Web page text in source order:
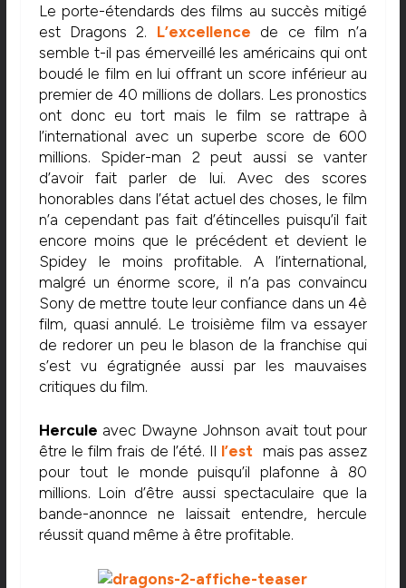
Le porte-étendards des films au succès mitigé
est Dragons 2. L’excellence de ce film n’a
semble t-il pas émerveillé les américains qui ont
boudé le film en lui offrant un score inférieur au
premier de 40 millions de dollars. Les pronostics
ont donc eu tort mais le film se rattrape à
l’international avec un superbe score de 600
millions. Spider-man 2 peut aussi se vanter
d’avoir fait parler de lui. Avec des scores
honorables dans l’état actuel des choses, le film
n’a cependant pas fait d’étincelles puisqu’il fait
encore moins que le précédent et devient le
Spidey le moins profitable. A l’international,
malgré un énorme score, il n’a pas convaincu
Sony de mettre toute leur confiance dans un 4è
film, quasi annulé. Le troisième film va essayer
de redorer un peu le blason de la franchise qui
s’est vu égratignée aussi par les mauvaises
critiques du film.
Hercule avec Dwayne Johnson avait tout pour
être le film frais de l’été. Il l’est mais pas assez
pour tout le monde puisqu’il plafonne à 80
millions. Loin d’être aussi spectaculaire que la
bande-anonnce ne laissait entendre, hercule
réussit quand même à être profitable.